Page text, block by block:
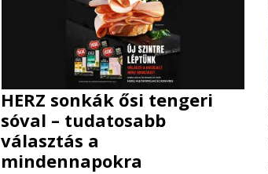
HERZ sonkák ősi tengeri
sóval – tudatosabb
választás a
mindennapokra